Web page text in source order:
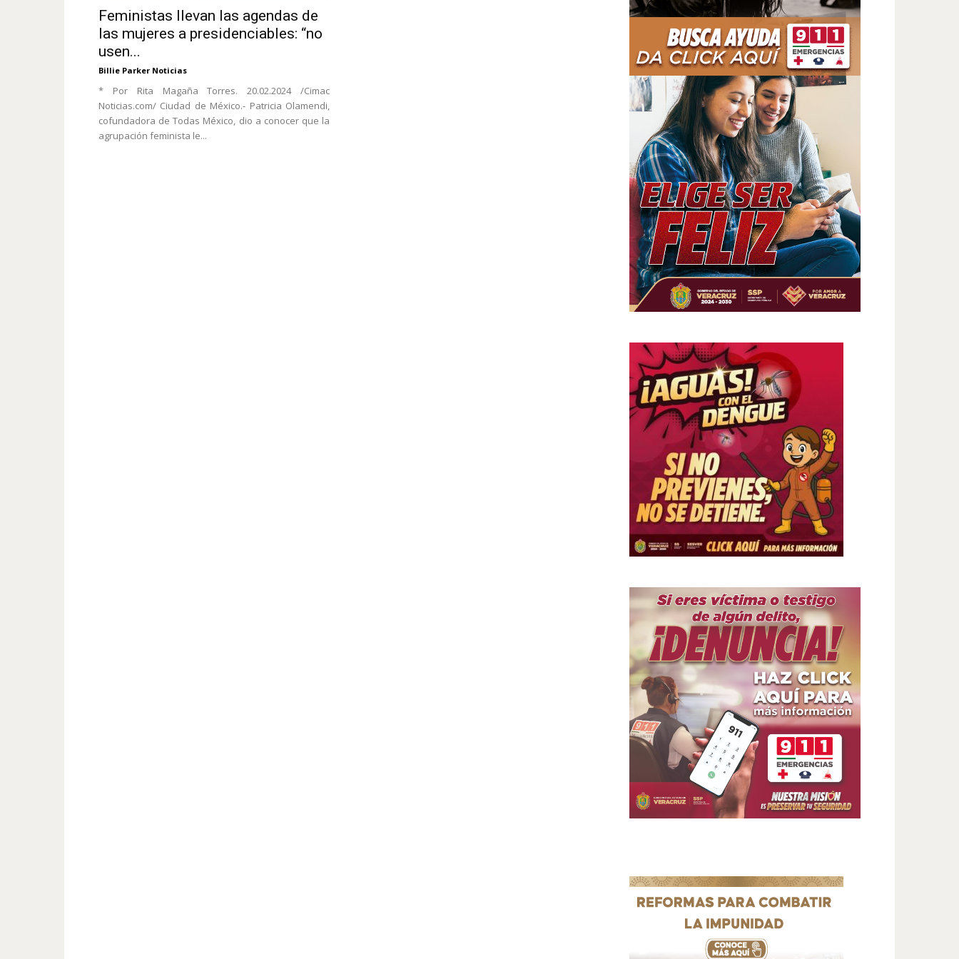
Feministas llevan las agendas de
las mujeres a presidenciables: “no
usen...
Billie Parker Noticias
* Por Rita Magaña Torres. 20.02.2024 /Cimac
Noticias.com/ Ciudad de México.- Patricia Olamendi,
cofundadora de Todas México, dio a conocer que la
agrupación feminista le...